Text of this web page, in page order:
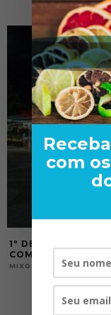
1º DE ABRIL!
COM ALEX
MIXOLOGY NEWS 01/
com